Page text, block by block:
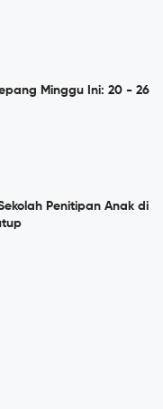
Minggu Ini: 20 - 26
Penitipan Anak di